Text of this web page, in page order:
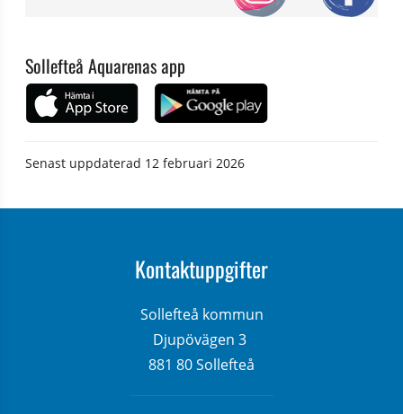
Sollefteå Aquarenas app
Senast uppdaterad 12 februari 2026
Kontaktuppgifter
Sollefteå kommun
Djupövägen 3
881 80 Sollefteå